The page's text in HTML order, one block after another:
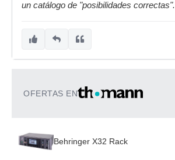
un catálogo de "posibilidades correctas".
OFERTAS EN
Behringer X32 Rack